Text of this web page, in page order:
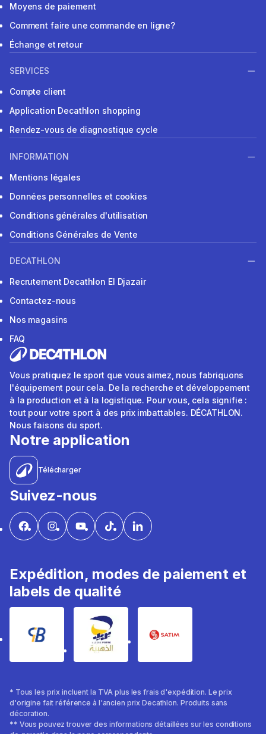
Moyens de paiement
Comment faire une commande en ligne?
Échange et retour
SERVICES
Compte client
Application Decathlon shopping
Rendez-vous de diagnostique cycle
INFORMATION
Mentions légales
Données personnelles et cookies
Conditions générales d'utilisation
Conditions Générales de Vente
DECATHLON
Recrutement Decathlon El Djazair
Contactez-nous
Nos magasins
FAQ
Vous pratiquez le sport que vous aimez, nous fabriquons
l'équipement pour cela. De la recherche et développement
à la production et à la logistique. Pour vous, cela signifie :
tout pour votre sport à des prix imbattables. DÉCATHLON.
Nous faisons du sport.
Notre application
Télécharger
Suivez-nous
Expédition, modes de paiement et
labels de qualité
* Tous les prix incluent la TVA plus les frais d'expédition. Le prix
d'origine fait référence à l'ancien prix Decathlon. Produits sans
décoration.
** Vous pouvez trouver des informations détaillées sur les conditions